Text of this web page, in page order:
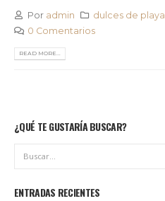
Por admin dulces de playa
0 Comentarios
READ MORE...
¿QUÉ TE GUSTARÍA BUSCAR?
ENTRADAS RECIENTES